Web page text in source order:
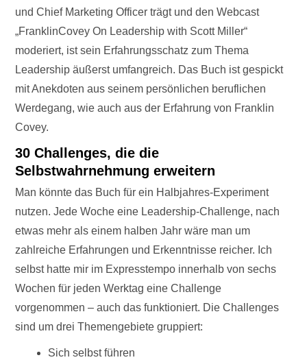
und Chief Marketing Officer trägt und den Webcast
„FranklinCovey On Leadership with Scott Miller“
moderiert, ist sein Erfahrungsschatz zum Thema
Leadership äußerst umfangreich. Das Buch ist gespickt
mit Anekdoten aus seinem persönlichen beruflichen
Werdegang, wie auch aus der Erfahrung von Franklin
Covey.
30 Challenges, die die
Selbstwahrnehmung erweitern
Man könnte das Buch für ein Halbjahres-Experiment
nutzen. Jede Woche eine Leadership-Challenge, nach
etwas mehr als einem halben Jahr wäre man um
zahlreiche Erfahrungen und Erkenntnisse reicher. Ich
selbst hatte mir im Expresstempo innerhalb von sechs
Wochen für jeden Werktag eine Challenge
vorgenommen – auch das funktioniert. Die Challenges
sind um drei Themengebiete gruppiert:
Sich selbst führen